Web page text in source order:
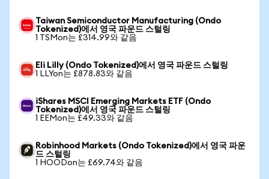
Taiwan Semiconductor Manufacturing (Ondo
Tokenized)에서 영국 파운드 스털링
1 TSMon는 £314.99와 같음
Eli Lilly (Ondo Tokenized)에서 영국 파운드 스털링
1 LLYon는 £878.83와 같음
iShares MSCI Emerging Markets ETF (Ondo
Tokenized)에서 영국 파운드 스털링
1 EEMon는 £49.33와 같음
Robinhood Markets (Ondo Tokenized)에서 영국 파운
드 스털링
1 HOODon는 £69.74와 같음